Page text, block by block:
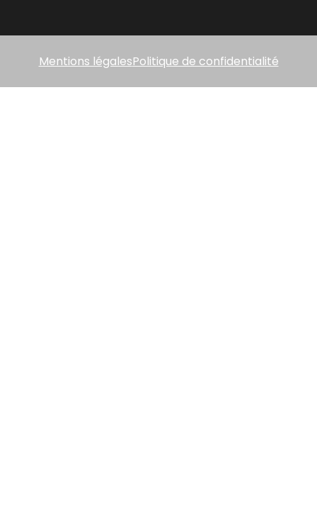
Mentions légalesPolitique de confidentialité